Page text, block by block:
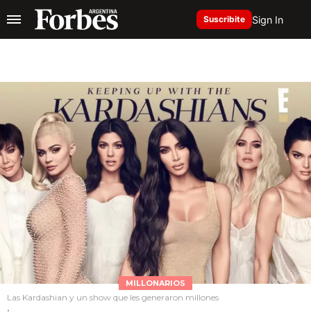
Suscribite Sign In
MILLONARIOS
Las Kardashian y un show que les generaron millones
.